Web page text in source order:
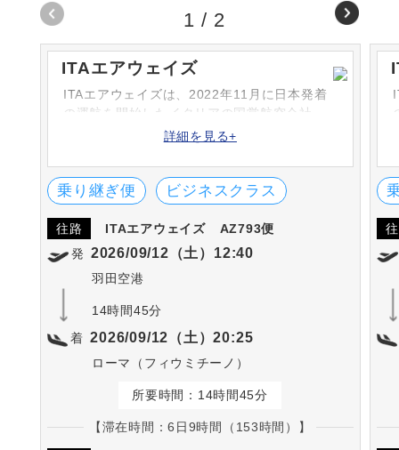
ITAエアウェイズ
ITAエアウェイズは、2022年11月に日本発着
の運航を開始したイタリアの国営航空会社。
詳細を見る+
乗り継ぎ便 ビジネスクラス
往路 ITAエアウェイズ
AZ793便
発 2026/09/12（土）12:40
羽田空港
14時間45分
着 2026/09/12（土）20:25
ローマ（フィウミチーノ）
所要時間：14時間45分
【滞在時間：6日9時間（153時間）】
1 / 2